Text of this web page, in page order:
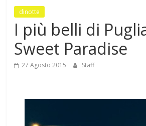
Mensile
arte,
cultura,
dinotte
I più belli di
Sweet Paradise
27 Agosto 2015 Staff